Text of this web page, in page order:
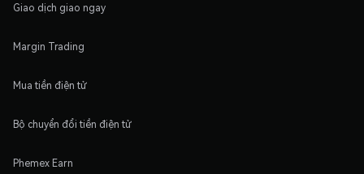
Giao dịch giao ngay
Margin Trading
Mua tiền điện tử
Bộ chuyển đổi tiền điện tử
Phemex Earn